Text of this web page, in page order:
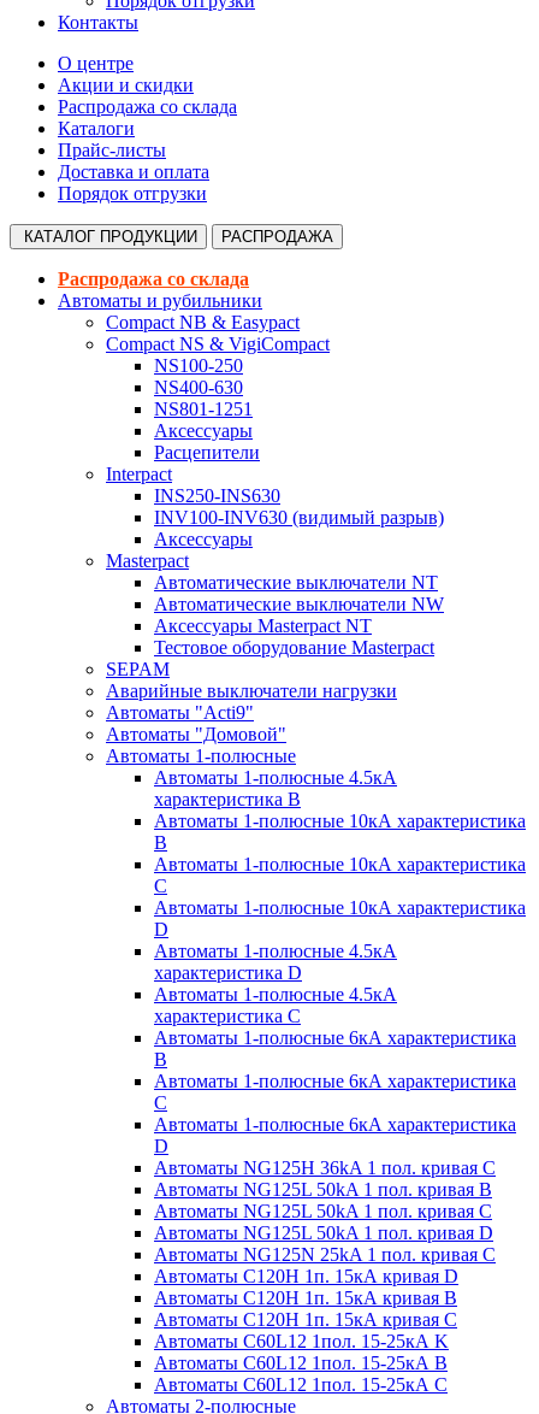
Контакты
О центре
Акции и скидки
Распродажа со склада
Каталоги
Прайс-листы
Доставка и оплата
Порядок отгрузки
КАТАЛОГ ПРОДУКЦИИ РАСПРОДАЖА
Распродажа со склада
Автоматы и рубильники
Compact NB & Easypact
Compact NS & VigiCompact
NS100-250
NS400-630
NS801-1251
Аксессуары
Расцепители
Interpact
INS250-INS630
INV100-INV630 (видимый разрыв)
Аксессуары
Masterpact
Автоматические выключатели NT
Автоматические выключатели NW
Аксессуары Masterpact NT
Тестовое оборудование Masterpact
SEPAM
Аварийные выключатели нагрузки
Автоматы "Acti9"
Автоматы "Домовой"
Автоматы 1-полюсные
Автоматы 1-полюсные 4.5кА
характеристика В
Автоматы 1-полюсные 10кА характеристика
B
Автоматы 1-полюсные 10кА характеристика
C
Автоматы 1-полюсные 10кА характеристика
D
Автоматы 1-полюсные 4.5кА
характеристика D
Автоматы 1-полюсные 4.5кА
характеристика С
Автоматы 1-полюсные 6кА характеристика
B
Автоматы 1-полюсные 6кА характеристика
C
Автоматы 1-полюсные 6кА характеристика
D
Автоматы NG125H 36kA 1 пол. кривая C
Автоматы NG125L 50kA 1 пол. кривая B
Автоматы NG125L 50kA 1 пол. кривая C
Автоматы NG125L 50kA 1 пол. кривая D
Автоматы NG125N 25kA 1 пол. кривая C
Автоматы С120H 1п. 15кА кривая D
Автоматы С120H 1п. 15кА кривая В
Автоматы С120H 1п. 15кА кривая С
Автоматы С60L12 1пол. 15-25кА K
Автоматы С60L12 1пол. 15-25кА В
Автоматы С60L12 1пол. 15-25кА С
Автоматы 2-полюсные